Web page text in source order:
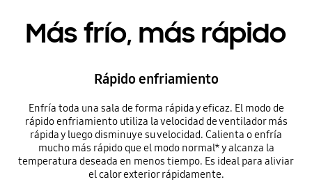
Más frío, más rápido
Rápido enfriamiento
Enfría toda una sala de forma rápida y eficaz. El modo de
rápido enfriamiento utiliza la velocidad de ventilador más
rápida y luego disminuye su velocidad. Calienta o enfría
mucho más rápido que el modo normal* y alcanza la
temperatura deseada en menos tiempo. Es ideal para aliviar
el calor exterior rápidamente.